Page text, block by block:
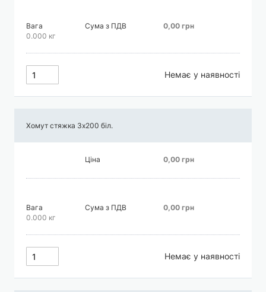
Вага
0.000 кг
Сума з ПДВ 0,00 грн
Немає у наявності
Хомут стяжка 3х200 біл.
Ціна 0,00 грн
Вага
0.000 кг
Сума з ПДВ 0,00 грн
Немає у наявності